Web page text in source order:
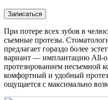
Записаться
При потере всех зубов в
съемные протезы.
предлагает гораздо более
вариант — имплантацию All-
протезированием несъемной
комфортный и удобный
ощущается с максимально